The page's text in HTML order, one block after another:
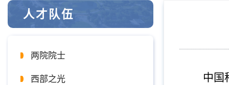
人才队伍
两院院士
西部之光
中国